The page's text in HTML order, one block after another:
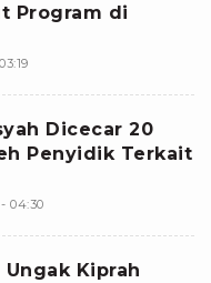
Program di
Dicecar 20
Penyidik Terkait
04:30
Kiprah